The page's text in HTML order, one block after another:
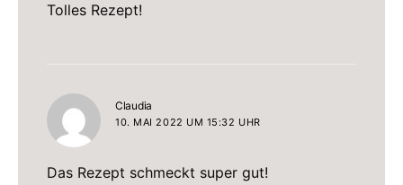
Tolles Rezept!
Claudia
10. MAI 2022 UM 15:32 UHR
Das Rezept schmeckt super gut!